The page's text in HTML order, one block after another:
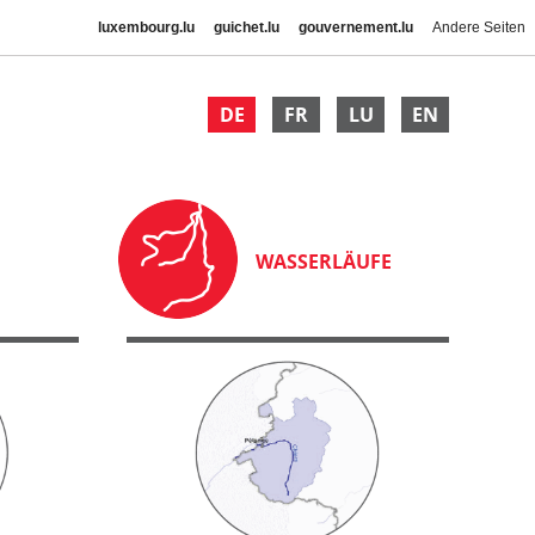
luxembourg.lu guichet.lu gouvernement.lu Andere Seiten
DE FR LU EN
WASSERLÄUFE